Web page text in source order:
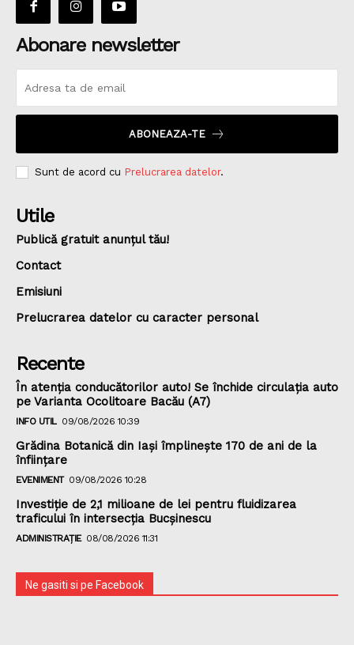
Abonare newsletter
ABONEAZA-TE
Sunt de acord cu Prelucrarea datelor.
Utile
Publică gratuit anunțul tău!
Contact
Emisiuni
Prelucrarea datelor cu caracter personal
Recente
În atenția conducătorilor auto! Se închide circulația auto
pe Varianta Ocolitoare Bacău (A7)
INFO UTIL 09/08/2026 10:39
Grădina Botanică din Iaşi împlineşte 170 de ani de la
înfiinţare
EVENIMENT 09/08/2026 10:28
Investiție de 2,1 milioane de lei pentru fluidizarea
traficului în intersecția Bucșinescu
ADMINISTRAȚIE 08/08/2026 11:31
Ne gasiti si pe Facebook